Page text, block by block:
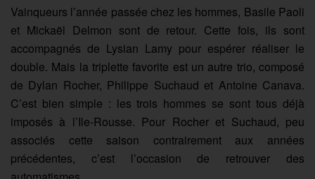
Vainqueurs l’année passée chez les hommes, Basile Paoli
et Mickaël Delmon sont de retour. Cette fois, ils sont
accompagnés de Lysian Lamy pour espérer réaliser le
double. Mais la triplette favorite est un autre trio, composé
de Dylan Rocher, Philippe Suchaud et Antoine Canava.
C’est bien simple : les trois hommes se sont tous déjà
imposés à l’Ile-Rousse. Pour Rocher et Suchaud, peu
associés cette saison contrairement aux années
précédentes, c’est l’occasion de retrouver des